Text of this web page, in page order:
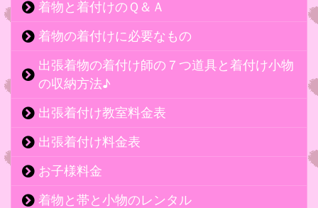
着物と着付けのＱ＆Ａ
着物の着付けに必要なもの
出張着物の着付け師の７つ道具と着付け小物
の収納方法♪
出張着付け教室料金表
出張着付け料金表
お子様料金
着物と帯と小物のレンタル